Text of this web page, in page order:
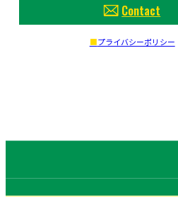
Contact
プライバシーポリシー